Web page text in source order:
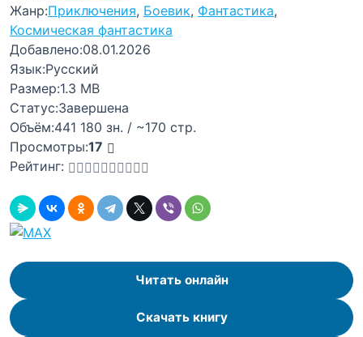
Жанр:Приключения, Боевик, Фантастика,
Космическая фантастика
Добавлено:08.01.2026
Язык:Русский
Размер:1.3 MB
Статус:Завершена
Объём:441 180 зн. / ~170 стр.
Просмотры:17
Рейтинг:
Читать онлайн
Скачать книгу